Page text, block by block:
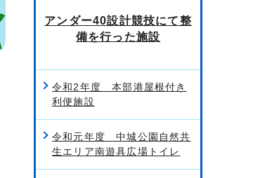
アンダー40設計競技にて整
備を行った施設
令和2年度 本部港屋根付き
利便施設
令和元年度 中城公園自然共
生エリア南遊具広場トイレ